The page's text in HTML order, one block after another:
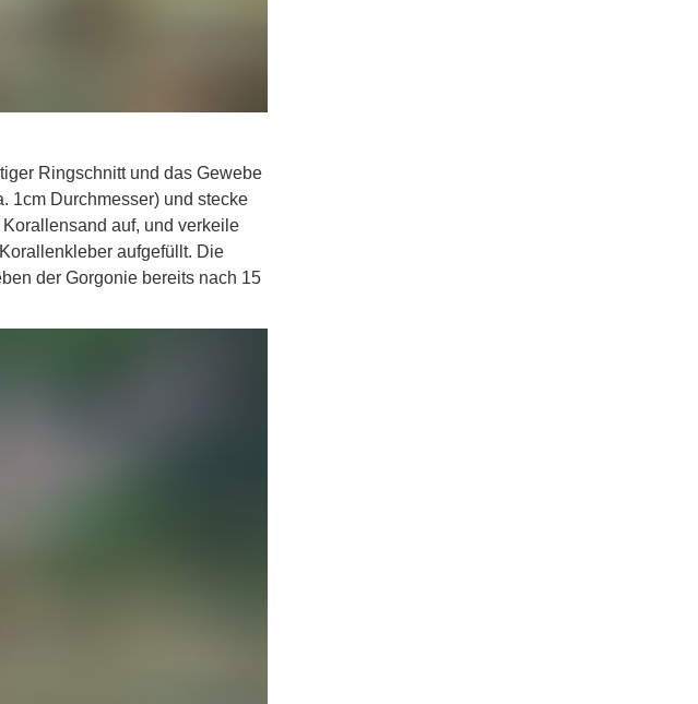
Ringschnitt und das Gewebe
1cm Durchmesser) und stecke
auf, und verkeile
aufgefüllt. Die
der Gorgonie bereits nach 15